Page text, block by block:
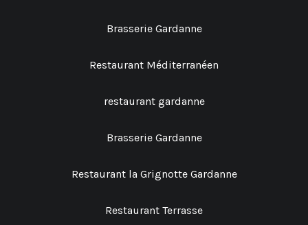
Brasserie Gardanne
Restaurant Méditerranéen
restaurant gardanne
Brasserie Gardanne
Restaurant la Grignotte Gardanne
Restaurant Terrasse